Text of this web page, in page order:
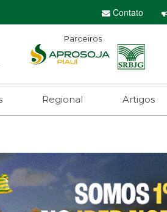
Contato
Parceiros
Adminstrativo
Nívia Soares
(86) 99481-4548
Regional Artigos